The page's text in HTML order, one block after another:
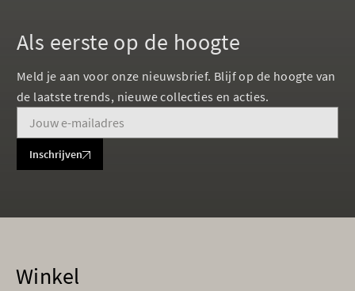
Als eerste op de hoogte
Meld je aan voor onze nieuwsbrief. Blijf op de hoogte van
de laatste trends, nieuwe collecties en acties.
Inschrijven
Winkel